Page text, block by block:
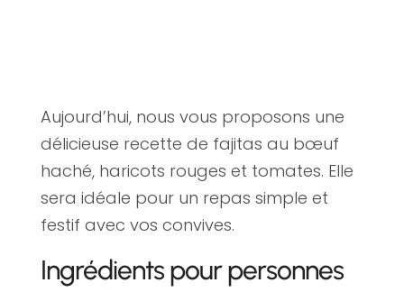
Aujourd’hui, nous vous proposons une
délicieuse recette de fajitas au bœuf
haché, haricots rouges et tomates. Elle
sera idéale pour un repas simple et
festif avec vos convives.
Ingrédients pour personnes